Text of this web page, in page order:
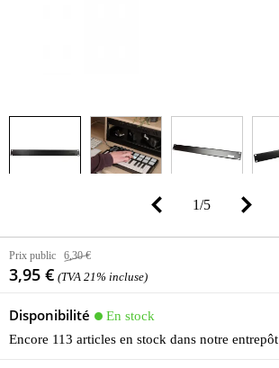
1/5
Prix public 6,30 €
3,95 € (TVA 21% incluse)
Disponibilité
En stock
Encore 113 articles en stock dans notre entrepôt